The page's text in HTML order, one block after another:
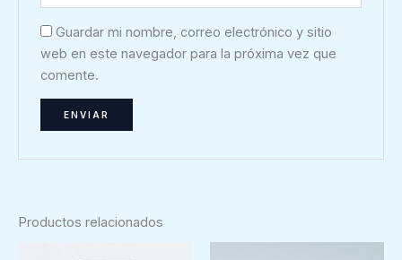
Guardar mi nombre, correo electrónico y sitio
web en este navegador para la próxima vez que
comente.
Productos relacionados